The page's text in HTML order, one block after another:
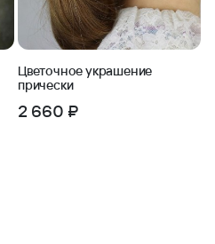
Цветочное украшение
прически
2 660 ₽